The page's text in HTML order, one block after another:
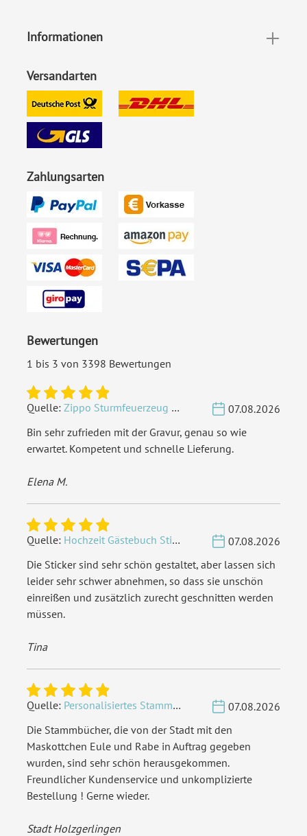
Informationen
Versandarten
Zahlungsarten
Bewertungen
1 bis 3 von 3398 Bewertungen
Quelle: Zippo Sturmfeuerzeug Chrom - Verzierte Initialen
07.08.2026
Bin sehr zufrieden mit der Gravur, genau so wie
erwartet. Kompetent und schnelle Lieferung.
Elena M.
Quelle: Hochzeit Gästebuch Sticker 40 Fragen - Weiß
07.08.2026
Die Sticker sind sehr schön gestaltet, aber lassen sich
leider sehr schwer abnehmen, so dass sie unschön
einreißen und zusätzlich zurecht geschnitten werden
müssen.
Tina
Quelle: Personalisiertes Stammbuch - Eigene Gravurdatei hochladen
07.08.2026
Die Stammbücher, die von der Stadt mit den
Maskottchen Eule und Rabe in Auftrag gegeben
wurden, sind sehr schön herausgekommen.
Freundlicher Kundenservice und unkomplizierte
Bestellung ! Gerne wieder.
Stadt Holzgerlingen